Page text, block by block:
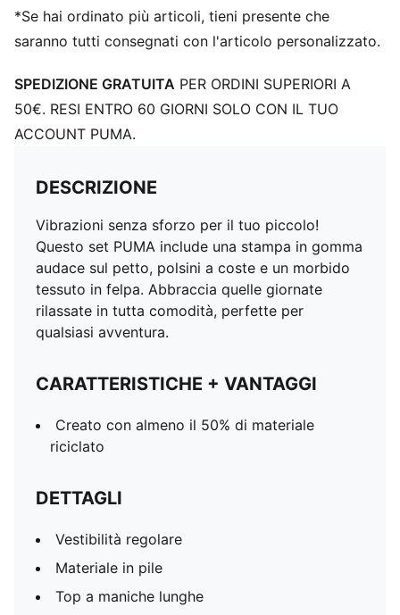
*Se hai ordinato più articoli, tieni presente che
saranno tutti consegnati con l'articolo personalizzato.
SPEDIZIONE GRATUITA PER ORDINI SUPERIORI A
50€. RESI ENTRO 60 GIORNI SOLO CON IL TUO
ACCOUNT PUMA.
DESCRIZIONE
Vibrazioni senza sforzo per il tuo piccolo!
Questo set PUMA include una stampa in gomma
audace sul petto, polsini a coste e un morbido
tessuto in felpa. Abbraccia quelle giornate
rilassate in tutta comodità, perfette per
qualsiasi avventura.
CARATTERISTICHE + VANTAGGI
Creato con almeno il 50% di materiale
riciclato
DETTAGLI
Vestibilità regolare
Materiale in pile
Top a maniche lunghe